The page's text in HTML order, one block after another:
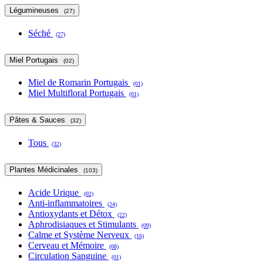
Légumineuses (27)
Séché (27)
Miel Portugais (02)
Miel de Romarin Portugais (01)
Miel Multifloral Portugais (01)
Pâtes & Sauces (32)
Tous (32)
Plantes Médicinales (103)
Acide Urique (02)
Anti-inflammatoires (24)
Antioxydants et Détox (22)
Aphrodisiaques et Stimulants (09)
Calme et Système Nerveux (16)
Cerveau et Mémoire (08)
Circulation Sanguine (01)